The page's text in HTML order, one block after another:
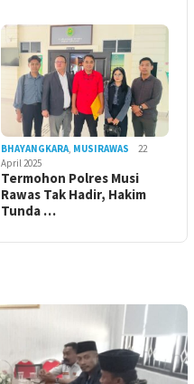
BHAYANGKARA MUSIRAWAS
22
April 2025
Termohon Polres Musi
Rawas Tak Hadir, Hakim
Tunda …